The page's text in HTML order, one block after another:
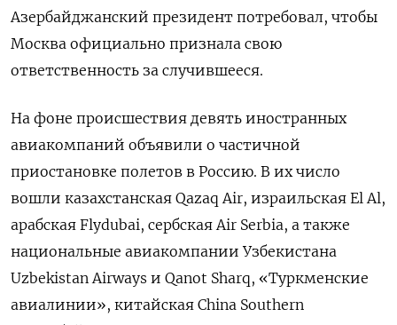
Азербайджанский президент потребовал, чтобы
Москва официально признала свою
ответственность за случившееся.
На фоне происшествия девять иностранных
авиакомпаний объявили о частичной
приостановке полетов в Россию. В их число
вошли казахстанская Qazaq Air, израильская El Al,
арабская Flydubai, сербская Air Serbia, а также
национальные авиакомпании Узбекистана
Uzbekistan Airways и Qanot Sharq, «Туркменские
авиалинии», китайская China Southern